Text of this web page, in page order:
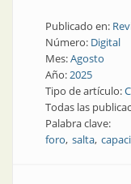
Publicado en:
Número: Digital
Mes:Agosto
Año:2025
Tipo de artículo:
Todas las
Palabra clave:
foro salta